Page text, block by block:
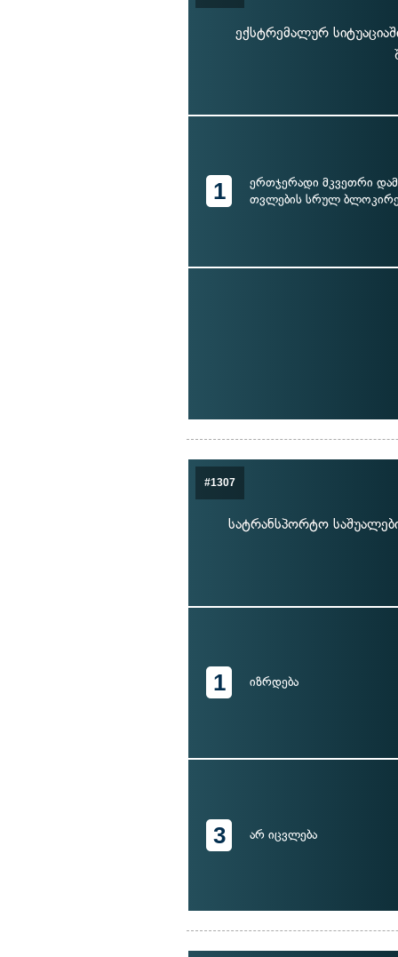
ექსტრემალურ
1
ერთჯერადი მკვეთრი
თვლების სრულ
#1307
სატრანსპორტო
1 იზრდება
3 არ იცვლება